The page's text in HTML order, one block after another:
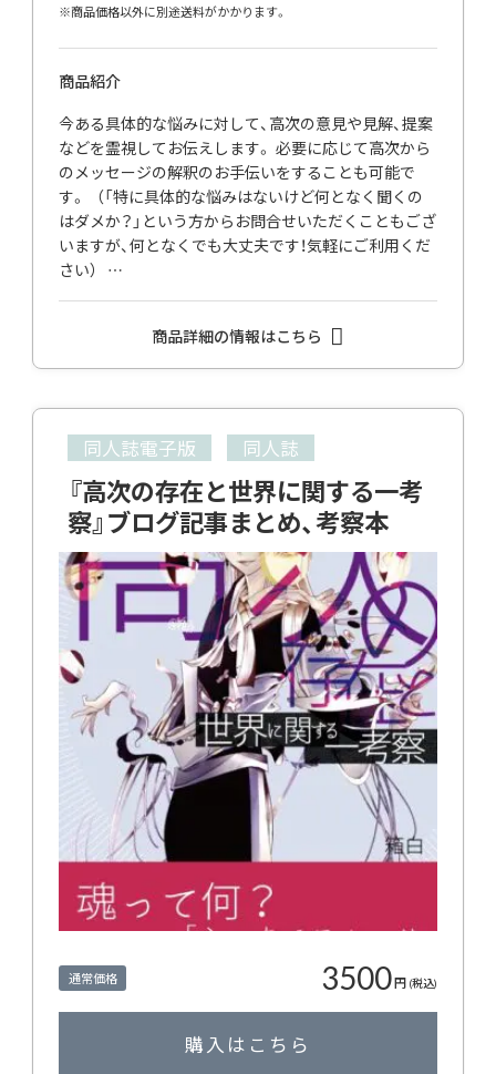
※商品価格以外に別途送料がかかります。
商品紹介
今ある具体的な悩みに対して、高次の意見や見解、提案
などを霊視してお伝えします。 必要に応じて高次から
のメッセージの解釈のお手伝いをすることも可能で
す。 （「特に具体的な悩みはないけど何となく聞くの
はダメか？」という方からお問合せいただくこともござ
いますが、何となくでも大丈夫です！気軽にご利用くだ
さい） …
商品詳細の情報はこちら
同人誌電子版 同人誌
『高次の存在と世界に関する一考
察』ブログ記事まとめ、考察本
通常価格 3500円 (税込)
購入はこちら